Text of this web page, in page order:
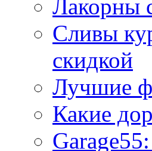
Лакорны
Сливы
скидкой
Лучшие
Какие